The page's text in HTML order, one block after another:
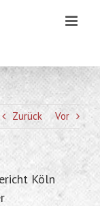
Zurück Vor
Köln